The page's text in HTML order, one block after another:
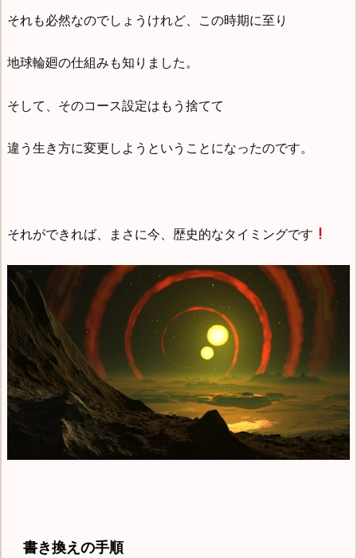
それも必然なのでしょうけれど、この時期に至り
地球輪廻の仕組みも知りました。
そして、そのコース設定はもう捨てて
違う生き方に変更しようということになったのです。
それができれば、まさに今、歴史的なタイミングです
書き換えの手順